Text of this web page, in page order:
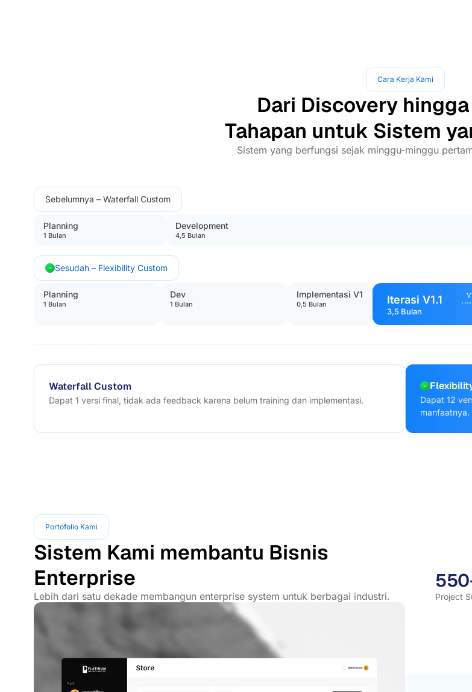
Cara Kerja Kami
Dari Discovery
Tahapan untuk Sistem
Sistem yang berfungsi sejak minggu-minggu
Sebelumnya – Waterfall Custom
Planning
1 Bulan
Development
4,5 Bulan
Sesudah – Flexibility Custom
Planning
1 Bulan
Dev
1 Bulan
Implementasi V1
0,5 Bulan Iterasi V1.1
3,5 Bulan
Waterfall Custom
Dapat 1 versi final, tidak ada feedback karena belum training dan implementasi.
Dapat 12
manfaatnya.
Portofolio Kami
Sistem Kami membantu Bisnis
Enterprise
Lebih dari satu dekade membangun enterprise system untuk berbagai industri. Project